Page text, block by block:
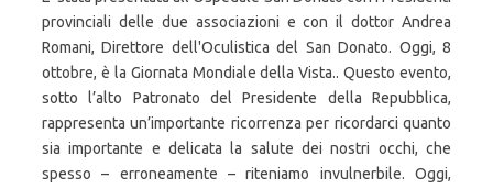
provinciali delle due associazioni e con il dottor Andrea
Romani, Direttore dell'Oculistica del San Donato. Oggi, 8
ottobre, è la Giornata Mondiale della Vista.. Questo evento,
sotto l’alto Patronato del Presidente della Repubblica,
rappresenta un’importante ricorrenza per ricordarci quanto
sia importante e delicata la salute dei nostri occhi, che
spesso – erroneamente – riteniamo invulnerbile. Oggi,